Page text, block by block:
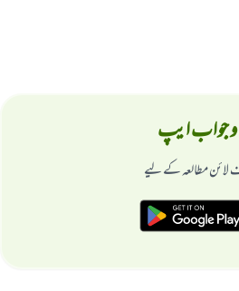
و جواب ایپ
لائن مطالعہ کے لیے